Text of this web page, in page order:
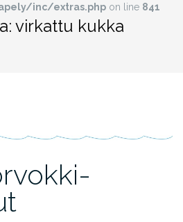
inc/extras.php on line 841
virkattu kukka